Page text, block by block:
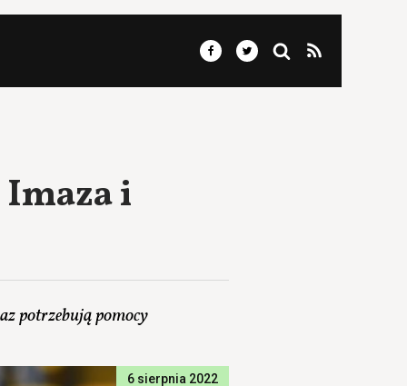
i
potrzebują pomocy
6 sierpnia 2022